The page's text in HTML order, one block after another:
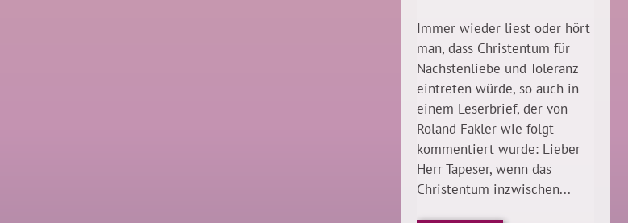
Immer wieder liest oder hört
man, dass Christentum für
Nächstenliebe und Toleranz
eintreten würde, so auch in
einem Leserbrief, der von
Roland Fakler wie folgt
kommentiert wurde: Lieber
Herr Tapeser, wenn das
Christentum inzwischen...